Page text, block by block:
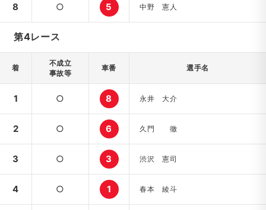
8 ○ 5 中野 憲人
第4レース
着
不成立
事故等
車番 選手名
1 ○ 8 永井 大介
2 ○ 6 久門 徹
3 ○ 3 渋沢 憲司
4 ○ 1 春本 綾斗